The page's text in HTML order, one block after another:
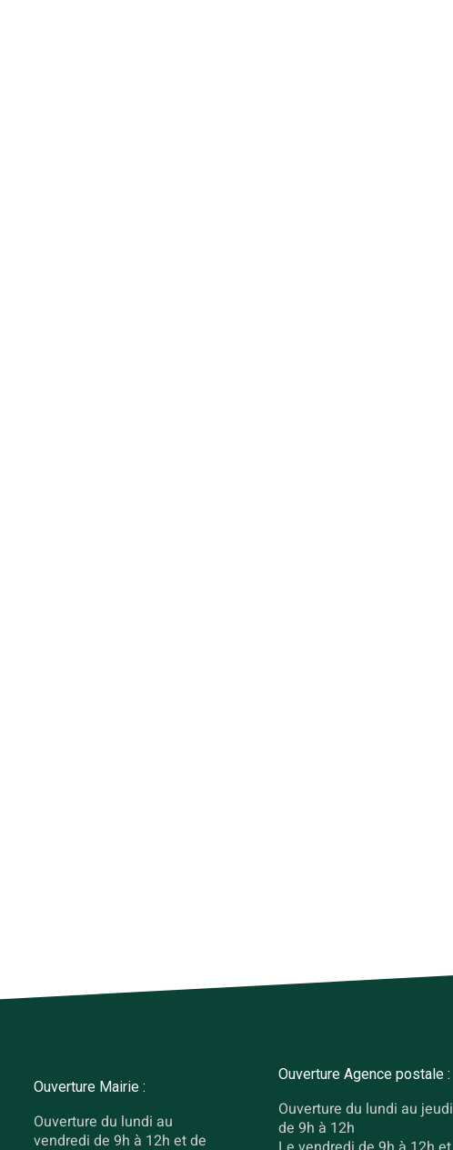
Ouverture Mairie :
Ouverture du lundi au
vendredi de 9h à 12h et de
Ouverture Agence postale :
Ouverture du lundi au jeudi
de 9h à 12h